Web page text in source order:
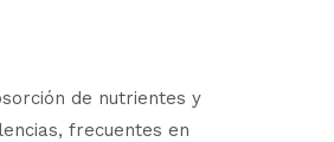
de nutrientes y
frecuentes en